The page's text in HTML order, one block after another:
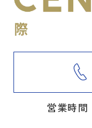
営業時間